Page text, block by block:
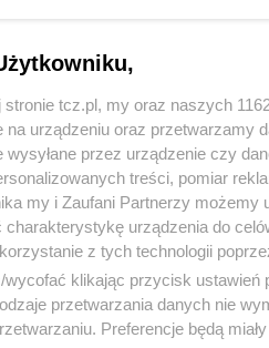
stronie tcz.pl, my oraz naszych
na urządzeniu oraz przetwarzamy
wysyłane przez urządzenie czy
treści, pomiar
my i Zaufani Partnerzy możemy
charakterystykę urządzenia do
z tych technologii
wycofać klikając przycisk
przetwarzania danych nie
Preferencje będą